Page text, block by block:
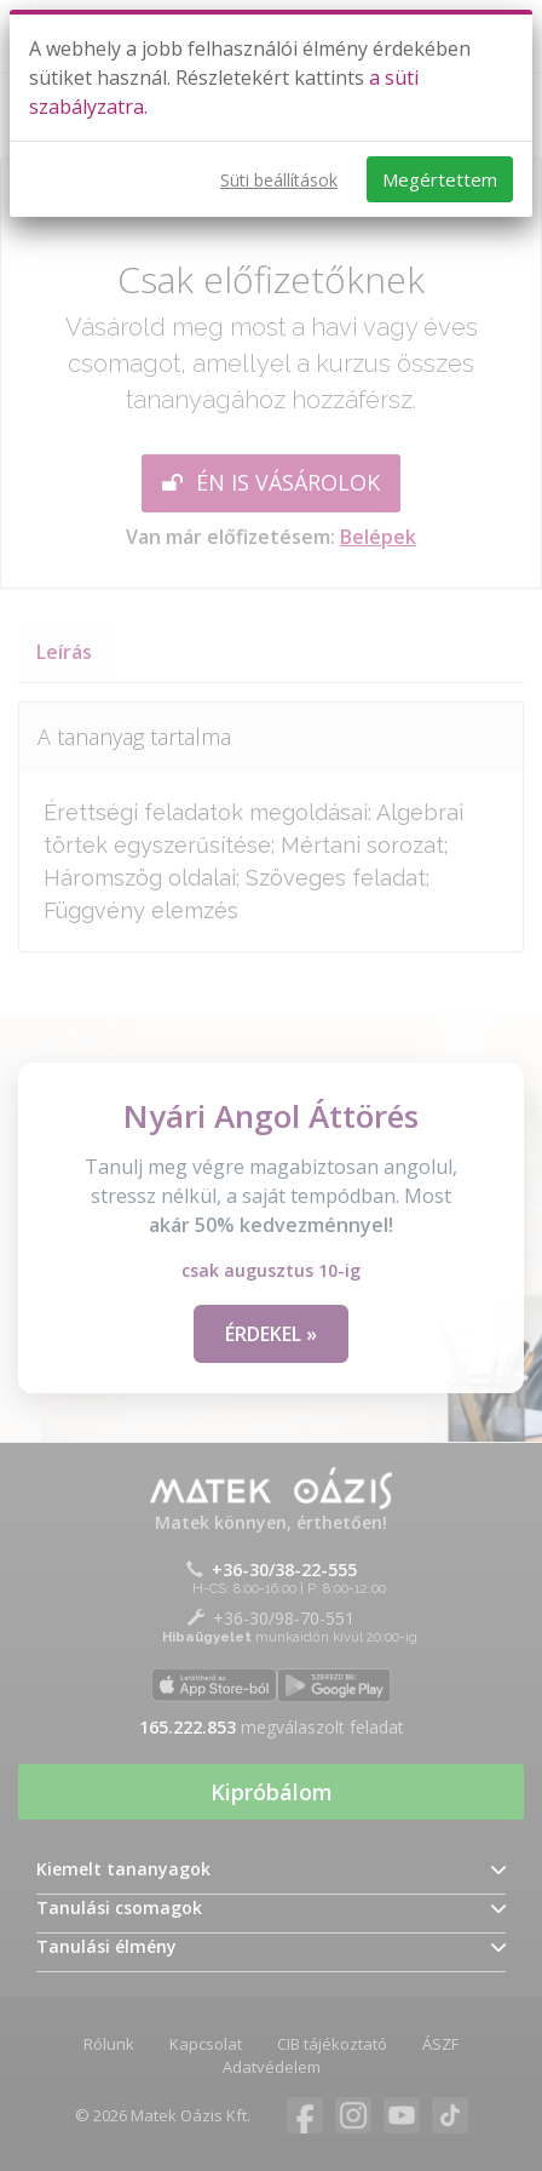
2007. május 8. I. rész 1.-6. feladatok
Már csak egy lépés:
Csak előfizetőknek
Vásárold meg most a havi vagy éves
csomagot, amellyel a kurzus összes
tananyagához hozzáférsz.
ÉN IS VÁSÁROLOK
Van már előfizetésem: Belépek
Leírás
A tananyag tartalma
Érettségi feladatok megoldásai: Algebrai
törtek egyszerűsítése; Mértani sorozat;
Háromszög oldalai; Szöveges feladat;
Függvény elemzés
Nyári Angol Áttörés
Tanulj meg végre magabiztosan angolul,
stressz nélkül, a saját tempódban. Most
akár 50% kedvezménnyel!
csak augusztus 10-ig
ÉRDEKEL »
Matek könnyen, érthetően!
+36-30/38-22-555
H-CS: 8:00-16:00 | P: 8:00-12:00
+36-30/98-70-551
Hibaügyelet munkaidőn kívül 20:00-ig
165.222.853megválaszolt feladat
Kipróbálom
Kiemelt tananyagok
Tanulási csomagok
Tanulási élmény
Rólunk Kapcsolat CIB tájékoztató
ÁSZF
Adatvédelem
© 2026 Matek Oázis Kft.
A webhely a jobb felhasználói élmény érdekében
sütiket használ. Részletekért kattints a süti
szabályzatra.
Süti beállítások Megértettem